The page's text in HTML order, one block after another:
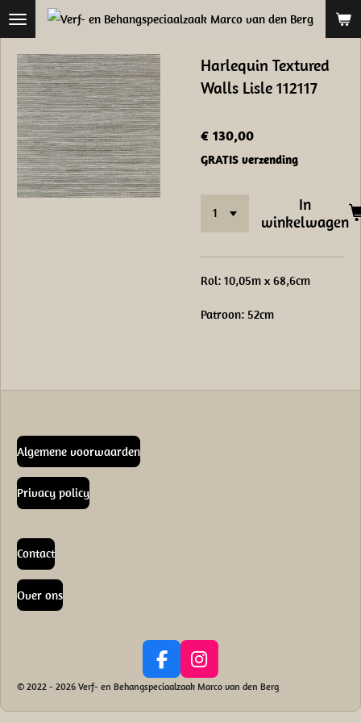
Ga
direct
naar
de
hoofdinhoud
Harlequin Textured
Walls Lisle 112117
€ 130,00
GRATIS verzending
In
winkelwagen
Rol: 10,05m x 68,6cm
Patroon: 52cm
Algemene voorwaarden
Privacy policy
Contact
Over ons
F
a
I
n
© 2022 - 2026 Verf- en Behangspeciaalzaak Marco van den Berg